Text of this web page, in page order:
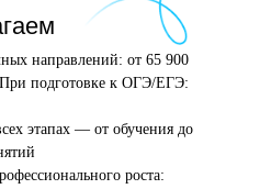
направлений: от 65 900
подготовке к ОГЭ/ЕГЭ:
этапах — от обучения до
роста:
вы
предметы